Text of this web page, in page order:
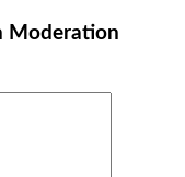
Moderation